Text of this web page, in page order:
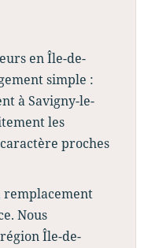
en Île-de-
simple :
à Savigny-le-
les
proches
remplacement
Nous
Île-de-